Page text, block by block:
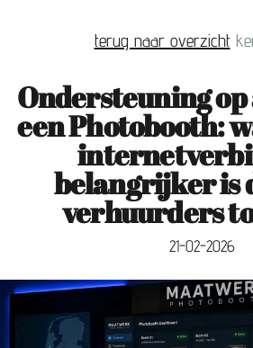
terug naar overzicht
Ondersteuning
een Photobooth:
belangrijker is
verhuurders
21-02-2026